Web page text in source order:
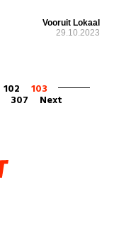
Vooruit Lokaal
29.10.2023
102 103
307 Next